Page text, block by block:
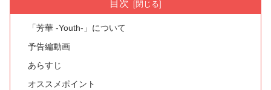
目次
「芳華 -Youth-」について
予告編動画
あらすじ
オススメポイント